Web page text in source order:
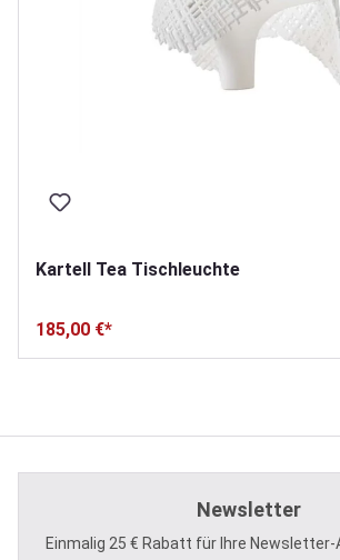
Kartell Tea Tischleuchte
185,00 €*
Newsletter
Einmalig 25 € Rabatt für Ihre Newsletter-